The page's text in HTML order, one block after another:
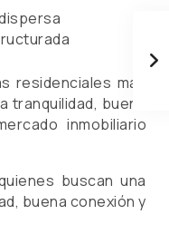
residenciales más
tranquilidad, buena
inmobiliario
buscan una
buena conexión y